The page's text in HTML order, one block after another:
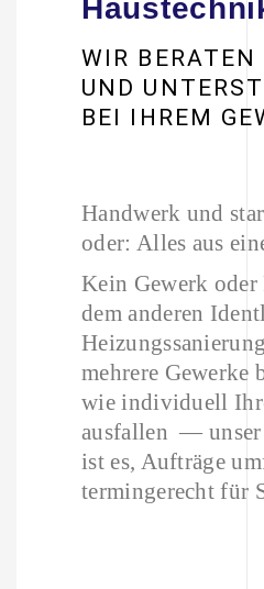
WIR BERATEN
UND
BEI IHREM
Handwerk und
oder: Alles aus
Kein Gewerk
dem anderen
mehrere Gewerke
wie individuell
ausfallen — unser
ist es, Aufträge
termingerecht für